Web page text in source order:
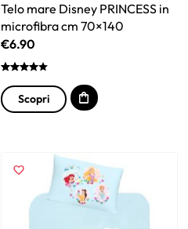
Telo mare Disney PRINCESS in
microfibra cm 70×140
€6.90
Scopri